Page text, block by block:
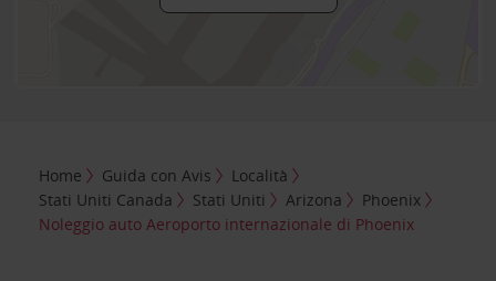
Home Guida con Avis
Località
Stati Uniti Canada
Stati Uniti Arizona
Phoenix
Noleggio auto Aeroporto internazionale di Phoenix